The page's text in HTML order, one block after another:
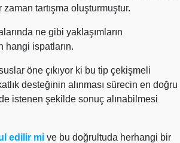
tartışma oluşturmuştur.
ne gibi yaklaşımların
hangi ispatların.
öne çıkıyor ki bu tip çekişmeli
desteğinin alınması sürecin en doğru
istenen şekilde sonuç alınabilmesi
edilir mi ve bu doğrultuda herhangi bir